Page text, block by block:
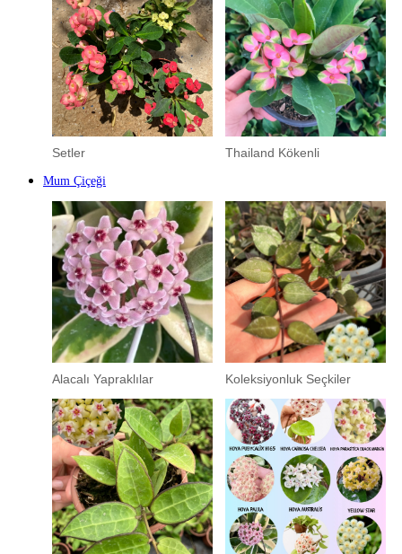
Setler Thailand Kökenli
Mum Çiçeği
Alacalı Yapraklılar Koleksiyonluk Seçkiler